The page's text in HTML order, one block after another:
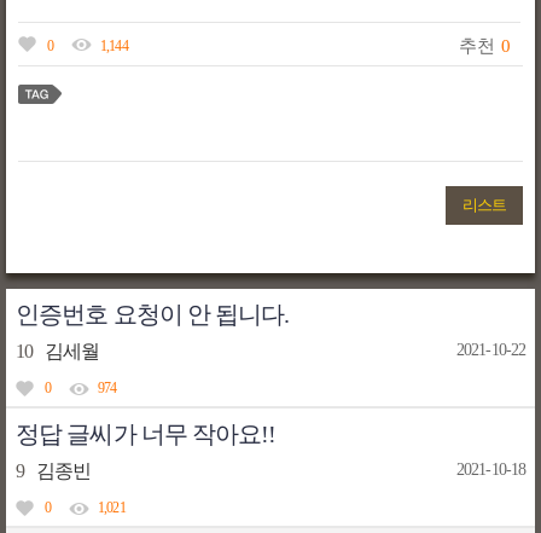
0 1,144 추천 0
리스트
인증번호 요청이 안 됩니다.
10 김세월 2021-10-22
0 974
정답 글씨가 너무 작아요!!
9 김종빈 2021-10-18
0 1,021